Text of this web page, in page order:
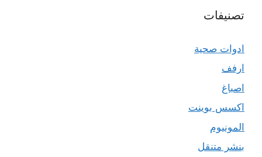
تصنيفات
ادوات صحية
ارفف
اصباغ
اكسس بوينت
المونيوم
بنشر متنقل